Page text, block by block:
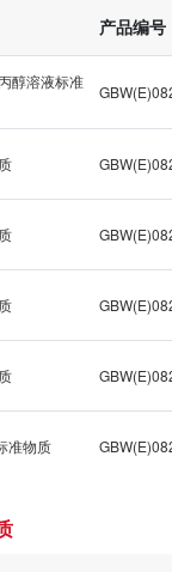
-3组
-2组
1组
代烃混标
产品编号
醇溶液标准
准物质